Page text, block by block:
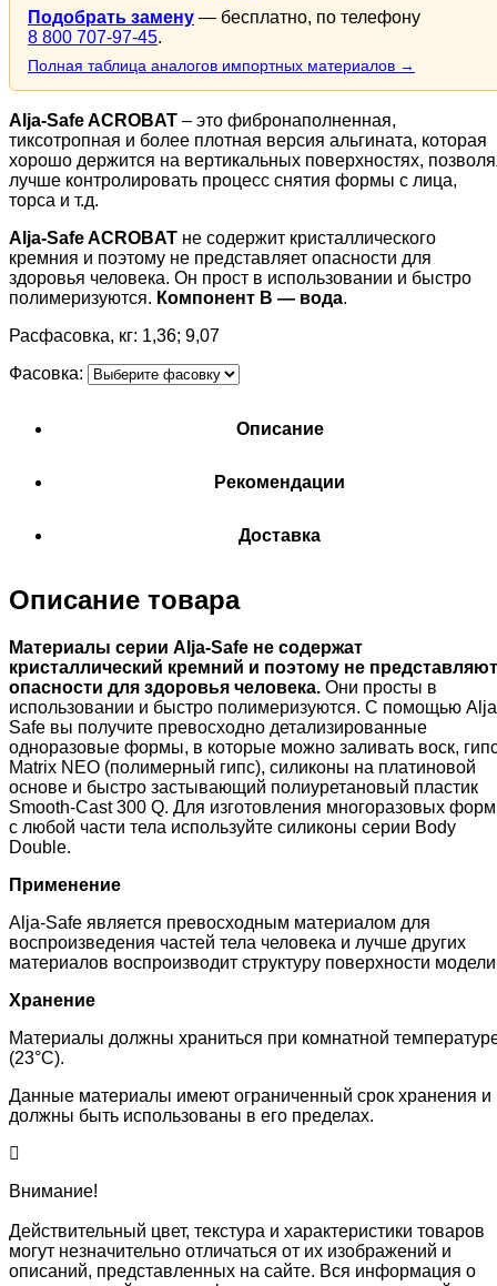
Подобрать замену — бесплатно, по телефону
8 800 707-97-45.
Полная таблица аналогов импортных материалов →
Alja-Safe ACROBAT – это фибронаполненная,
тиксотропная и более плотная версия альгината, которая
хорошо держится на вертикальных поверхностях,
лучше контролировать процесс снятия формы с лица,
торса и т.д.
Alja-Safe ACROBAT не содержит кристаллического
кремния и поэтому не представляет опасности для
здоровья человека. Он прост в использовании и быстро
полимеризуются. Компонент В — вода.
Расфасовка, кг: 1,36; 9,07
Фасовка:
Описание
Рекомендации
Доставка
Описание товара
Материалы серии Alja-Safe не содержат
кристаллический кремний и поэтому не представляют
опасности для здоровья человека. Они просты в
использовании и быстро полимеризуются. С помощью
Safe вы получите превосходно детализированные
одноразовые формы, в которые можно заливать воск,
Matrix NEO (полимерный гипс), силиконы на платиновой
основе и быстро застывающий полиуретановый пластик
Smooth-Cast 300 Q. Для изготовления многоразовых форм
с любой части тела используйте силиконы серии Body
Double.
Применение
Alja-Safe является превосходным материалом для
воспроизведения частей тела человека и лучше других
материалов воспроизводит структуру поверхности
Хранение
Материалы должны храниться при комнатной
(23°C).
Данные материалы имеют ограниченный срок хранения и
должны быть использованы в его пределах.
Внимание!
Действительный цвет, текстура и характеристики товаров
могут незначительно отличаться от их изображений и
описаний, представленных на сайте. Вся информация о